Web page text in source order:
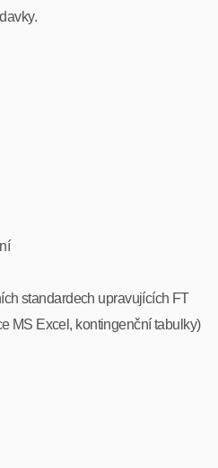
standardech upravujících FT
MS Excel, kontingenční tabulky)